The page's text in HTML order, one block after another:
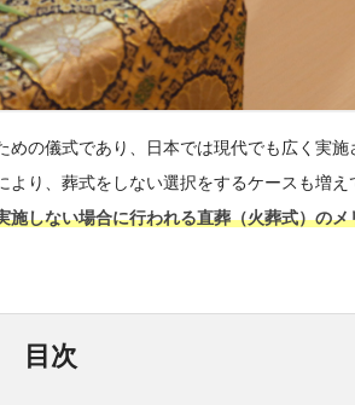
の儀式であり、日本では現代でも広く実施
り、葬式をしない選択をするケースも増え
しない場合に行われる直葬（火葬式）のメ
目次